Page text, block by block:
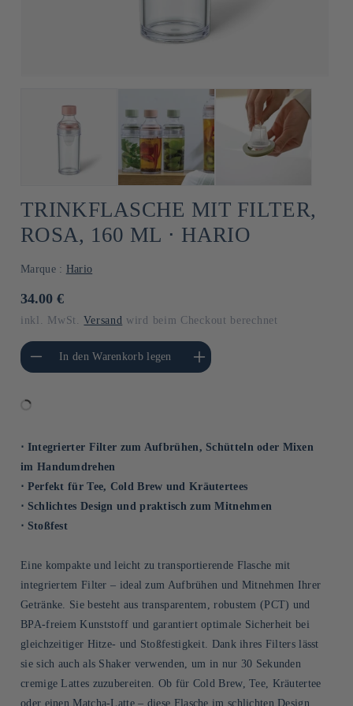
TRINKFLASCHE MIT FILTER,
ROSA, 160 ML ⋅ HARIO
Marque : Hario
Normaler
34.00 €
inkl. MwSt.Versand wird beim Checkout berechnet
die Menge für
TitleIn den Warenkorb legen
Erhöhe die Menge für Default
Title
⋅ Integrierter Filter zum Aufbrühen, Schütteln oder Mixen
im Handumdrehen
⋅ Perfekt für Tee, Cold Brew und Kräutertees
⋅ Schlichtes Design und praktisch zum Mitnehmen
⋅ Stoßfest
Eine kompakte und leicht zu transportierende Flasche mit
integriertem Filter – ideal zum Aufbrühen und Mitnehmen Ihrer
Getränke. Sie besteht aus transparentem, robustem (PCT) und
BPA-freiem Kunststoff und garantiert optimale Sicherheit bei
gleichzeitiger Hitze- und Stoßfestigkeit. Dank ihres Filters lässt
sie sich auch als Shaker verwenden, um in nur 30 Sekunden
cremige Lattes zuzubereiten. Ob für Cold Brew, Tee, Kräutertee
oder einen Matcha-Latte – diese Flasche im schlichten Design